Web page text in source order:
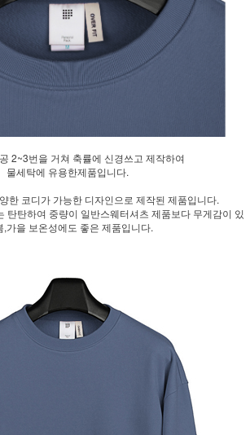
2~3번을 거쳐 축률에 신경쓰고 제작하여
물세탁에 유용한제품입니다.
한 코디가 가능한 디자인으로 제작된 제품입니다.
탄탄하여 중량이 일반스웨터셔츠 제품보다 무게감이 있
,가을 보온성에도 좋은 제품입니다.